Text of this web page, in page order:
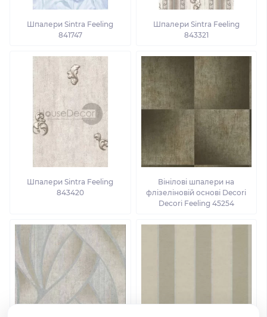
Шпалери Sintra Feeling
841747
Шпалери Sintra Feeling
843321
Шпалери Sintra Feeling
843420
Вінілові шпалери на
флізеліновій основі Decori
Decori Feeling 45254